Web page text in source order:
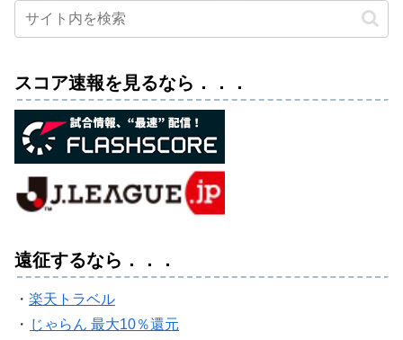
スコア速報を見るなら．．．
遠征するなら．．．
・ 楽天トラベル
・ じゃらん 最大10％還元